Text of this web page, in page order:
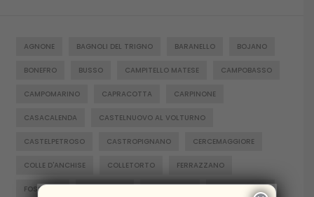
AGNONE BAGNOLI DEL TRIGNO BARANELLO BOJANO
BONEFRO BUSSO CAMPITELLO MATESE CAMPOBASSO
CAMPOMARINO CAPRACOTTA CARPINONE
CASACALENDA CASTELNUOVO AL VOLTURNO
CASTELPETROSO CASTROPIGNANO CERCEMAGGIORE
COLLE D'ANCHISE COLLETORTO FERRAZZANO
FOSSALTO GUARDIAREGIA